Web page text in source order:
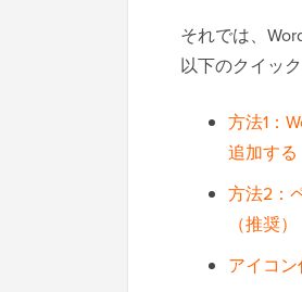
それでは、
以下のクイッ
方法1：
追加する
方法2：
（推奨）
アイコ